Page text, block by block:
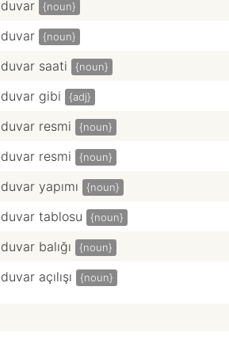
duvar {noun}
duvar {noun}
duvar saati {noun}
duvar gibi {adj}
duvar resmi {noun}
duvar resmi {noun}
duvar yapımı {noun}
duvar tablosu {noun}
duvar balığı {noun}
duvar açılışı {noun}